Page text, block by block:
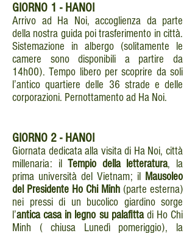
GIORNO 1 - HANOI
Arrivo ad Ha Noi, accoglienza da parte
della nostra guida poi trasferimento in città.
Sistemazione in albergo (solitamente le
camere sono disponibili a partire da
14h00). Tempo libero per scoprire da soli
l’antico quartiere delle 36 strade e delle
corporazioni. Pernottamento ad Ha Noi.
GIORNO 2 - HANOI
Giornata dedicata alla visita di Ha Noi, città
millenaria: ilTempio della letteratura, la
prima università del Vietnam; il
Mausoleo
del Presidente Ho Chi Minh (parte esterna)
nei pressi di un bucolico giardino sorge
l’antica casa in legno su palafittadi Ho Chi
Minh ( chiusa Lunedì pomeriggio), la